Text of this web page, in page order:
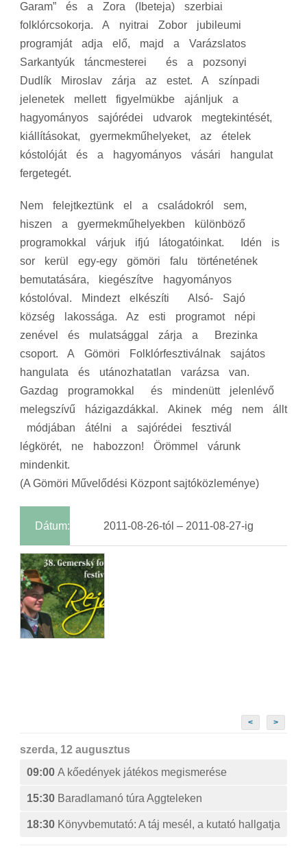
Garam” és a Zora (Ibeteja) szerbiai
folklórcsokorja. A nyitrai Zobor jubileumi
programját adja elő, majd a Varázslatos
Sarkantyúk táncmesterei és a pozsonyi
Dudlík Miroslav zárja az estet. A színpadi
jelenetek mellett figyelmükbe ajánljuk a
hagyományos sajórédei udvarok megtekintését,
kiállításokat, gyermekműhelyeket, az ételek
kóstolóját és a hagyományos vásári hangulat
fergetegét.
Nem felejtkeztünk el a családokról sem,
hiszen a gyermekműhelyekben különböző
programokkal várjuk ifjú látogatóinkat. Idén is
sor kerül egy‐egy gömöri falu történetének
bemutatására, kiegészítve hagyományos
kóstolóval. Mindezt elkészíti Alsó‐ Sajó
község lakossága. Az esti programot népi
zenével és mulatsággal zárja a Brezinka
csoport. A Gömöri Folklórfesztiválnak sajátos
hangulata és utánozhatatlan varázsa van.
Gazdag programokkal és mindenütt jelenlévő
melegszívű házigazdákkal. Akinek még nem állt
módjában átélni a sajórédei fesztivál
légkörét, ne habozzon! Örömmel várunk
mindenkit.
(A Gömöri Művelődési Központ sajtóközleménye)
Dátum: 2011-08-26-tól – 2011-08-27-ig
< >
szerda, 12 augusztus
09:00 A kőedények játékos megismerése
15:30 Baradlamanó túra Aggteleken
18:30 Könyvbemutató: A táj mesél, a kutató hallgatja